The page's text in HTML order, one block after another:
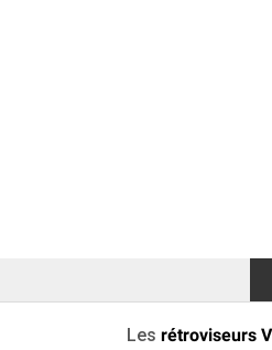
Les rétroviseurs